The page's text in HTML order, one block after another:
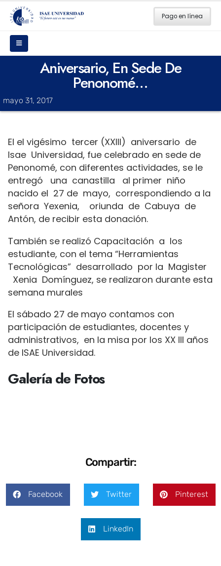
Pago en línea
Aniversario, En Sede De
Penonomé…
mayo 31, 2017
El el vigésimo tercer (XXIII) aniversario de
Isae Universidad, fue celebrado en sede de
Penonomé, con diferentes actividades, se le
entregó una canastilla al primer niño
nacido el 27 de mayo, correspondiendo a la
señora Yexenia, oriunda de Cabuya de
Antón, de recibir esta donación.
También se realizó Capacitación a los
estudiante, con el tema “Herramientas
Tecnológicas” desarrollado por la Magister
Xenia Domínguez, se realizaron durante esta
semana murales
El sábado 27 de mayo contamos con
participación de estudiantes, docentes y
administrativos, en la misa por los XX III años
de ISAE Universidad.
Galería de Fotos
Compartir:
Facebook Twitter Pinterest
LinkedIn